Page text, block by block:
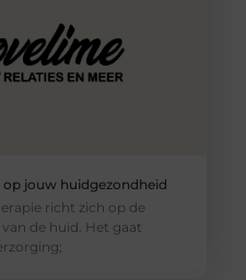
jouw huidgezondheid
richt zich op de
de huid. Het gaat